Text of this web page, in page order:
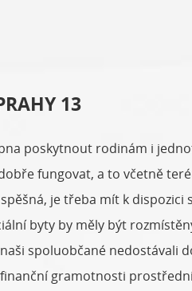
13
poskytnout rodinám i
fungovat, a to včetně
je třeba mít k
byty by měly být
spoluobčané
gramotnosti